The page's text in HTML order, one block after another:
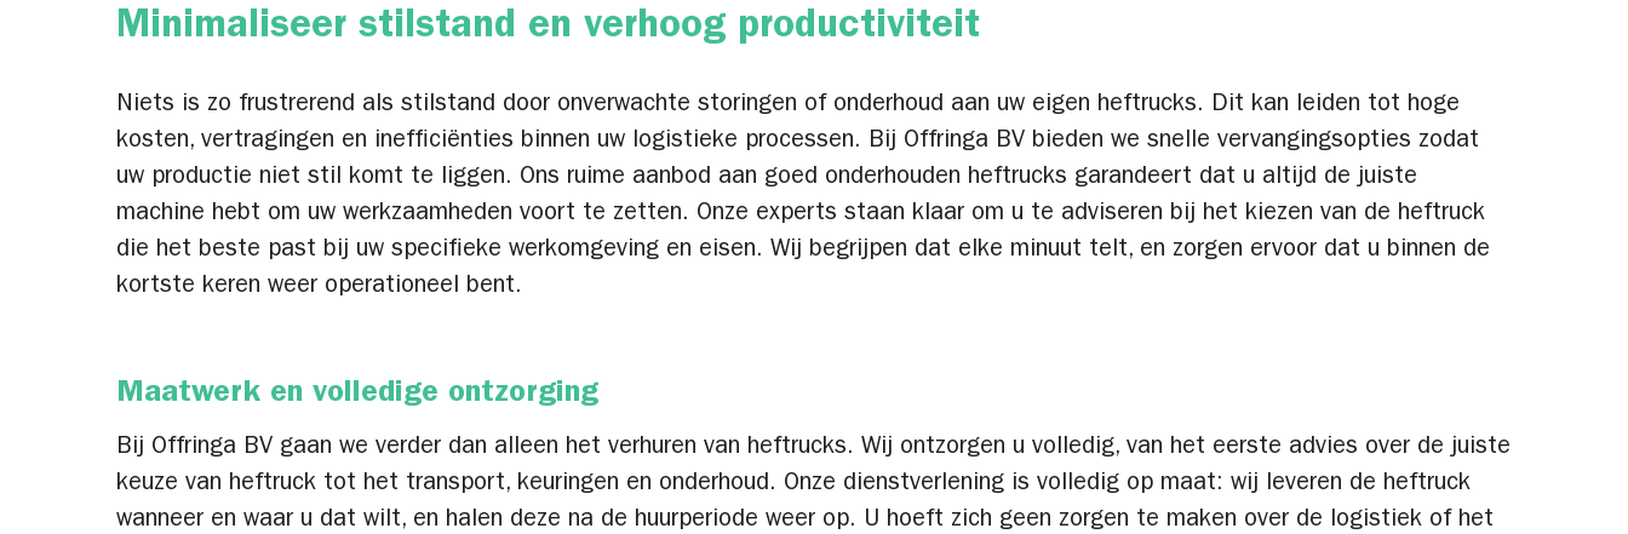
Minimaliseer stilstand en verhoog productiviteit
Niets is zo frustrerend als stilstand door onverwachte storingen of onderhoud aan uw eigen heftrucks. Dit kan leiden tot hoge
kosten, vertragingen en inefficiënties binnen uw logistieke processen. Bij Offringa BV bieden we snelle vervangingsopties zodat
uw productie niet stil komt te liggen. Ons ruime aanbod aan goed onderhouden heftrucks garandeert dat u altijd de juiste
machine hebt om uw werkzaamheden voort te zetten. Onze experts staan klaar om u te adviseren bij het kiezen van de heftruck
die het beste past bij uw specifieke werkomgeving en eisen. Wij begrijpen dat elke minuut telt, en zorgen ervoor dat u binnen de
kortste keren weer operationeel bent.
Maatwerk en volledige ontzorging
Bij Offringa BV gaan we verder dan alleen het verhuren van heftrucks. Wij ontzorgen u volledig, van het eerste advies over de juiste
keuze van heftruck tot het transport, keuringen en onderhoud. Onze dienstverlening is volledig op maat: wij leveren de heftruck
wanneer en waar u dat wilt, en halen deze na de huurperiode weer op. U hoeft zich geen zorgen te maken over de logistiek of het